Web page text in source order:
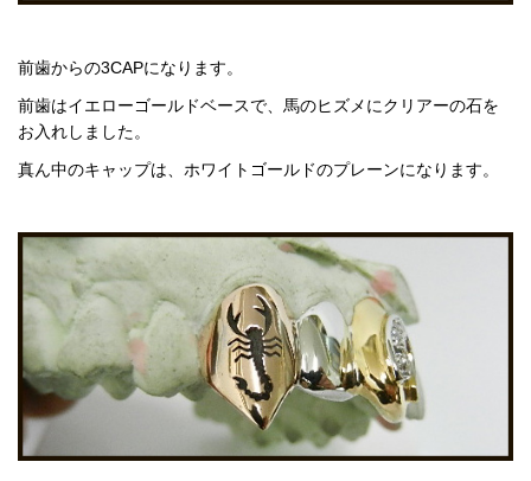
前歯からの3CAPになります。
前歯はイエローゴールドベースで、馬のヒズメにクリアーの石を
お入れしました。
真ん中のキャップは、ホワイトゴールドのプレーンになります。